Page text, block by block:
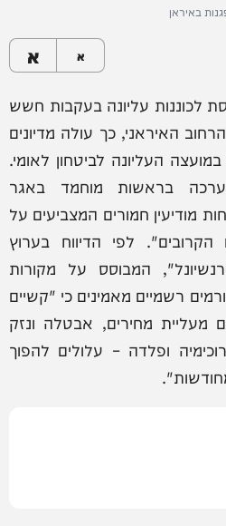
באיראן
א א
לכוננות עליונה בעקבות חשש
האיראני, כך עולה מדיונים
העליונה לביטחון לאומי.
בראשות מוחמד באגר
מודיעין חמורים המצביעים על
לפי הדיווח בערוץ
המבוסס על מקורות
רשמיים מאמינים כי "קשיים
מעליית מחירים, אבטלה ונזק
ופלדה – עלולים להפוך